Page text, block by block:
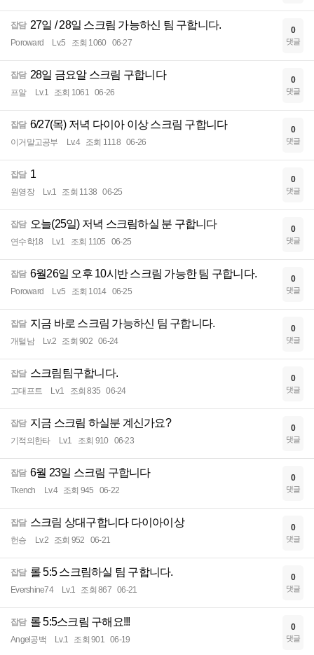
잡담 27일 / 28일 스크림 가능하신 팀 구합니다.
Poroward Lv.5 조회 1060 06-27
0
댓글
잡담 28일 금요알 스크림 구합니다
프알 Lv.1 조회 1061 06-26
0
댓글
잡담 6/27(목) 저녁 다이아 이상 스크림 구합니다
이거말고공부 Lv.4 조회 1118 06-26
0
댓글
잡담 1
원영장 Lv.1 조회 1138 06-25
0
댓글
잡담 오늘(25일) 저녁 스크림하실 분 구합니다
연수학18 Lv.1 조회 1105 06-25
0
댓글
잡담 6월26일 오후 10시반 스크림 가능한 팀 구합니다.
Poroward Lv.5 조회 1014 06-25
0
댓글
잡담 지금 바로 스크림 가능하신 팀 구합니다.
개털남 Lv.2 조회 902 06-24
0
댓글
잡담 스크림팀구합니다.
고대프트 Lv.1 조회 835 06-24
0
댓글
잡담 지금 스크림 하실분 계신가요?
기적의한타 Lv.1 조회 910 06-23
0
댓글
잡담 6월 23일 스크림 구합니다
Tkench Lv.4 조회 945 06-22
0
댓글
잡담 스크림 상대구합니다 다이아이상
헌승 Lv.2 조회 952 06-21
0
댓글
잡담 롤 5:5 스크림하실 팀 구합니다.
Evershine74 Lv.1 조회 867 06-21
0
댓글
잡담 롤 5:5스크림 구해요!!!
Angel공백 Lv.1 조회 901 06-19
0
댓글